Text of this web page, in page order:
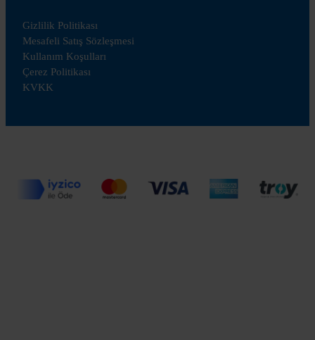
Gizlilik Politikası
Mesafeli Satış Sözleşmesi
Kullanım Koşulları
Çerez Politikası
KVKK